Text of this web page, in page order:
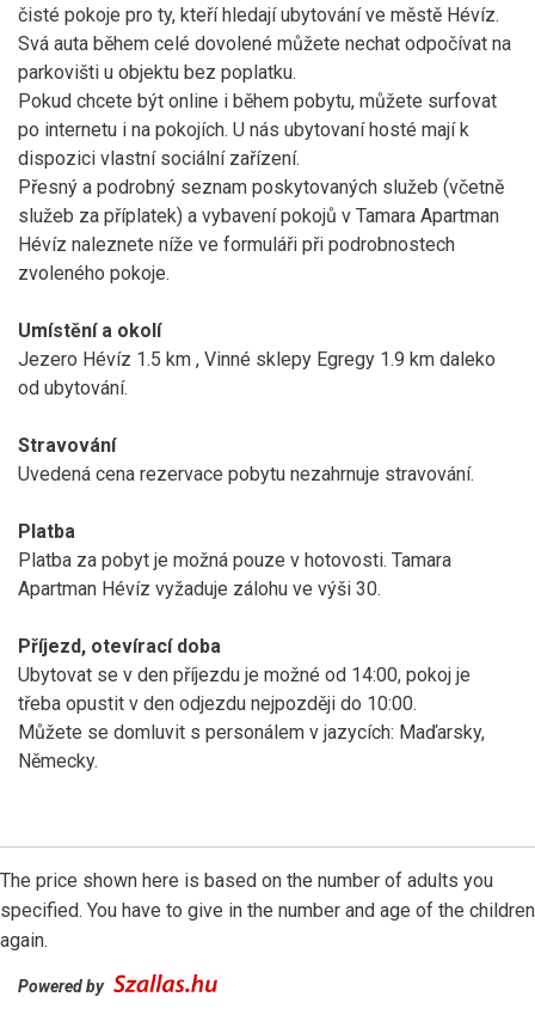
čisté pokoje pro ty, kteří hledají ubytování ve městě Hévíz.
Svá auta během celé dovolené můžete nechat odpočívat na
parkovišti u objektu bez poplatku.
Pokud chcete být online i během pobytu, můžete surfovat
po internetu i na pokojích. U nás ubytovaní hosté mají k
dispozici vlastní sociální zařízení.
Přesný a podrobný seznam poskytovaných služeb (včetně
služeb za příplatek) a vybavení pokojů v Tamara Apartman
Hévíz naleznete níže ve formuláři při podrobnostech
zvoleného pokoje.
Umístění a okolí
Jezero Hévíz 1.5 km , Vinné sklepy Egregy 1.9 km daleko
od ubytování.
Stravování
Uvedená cena rezervace pobytu nezahrnuje stravování.
Platba
Platba za pobyt je možná pouze v hotovosti. Tamara
Apartman Hévíz vyžaduje zálohu ve výši 30.
Příjezd, otevírací doba
Ubytovat se v den příjezdu je možné od 14:00, pokoj je
třeba opustit v den odjezdu nejpozději do 10:00.
Můžete se domluvit s personálem v jazycích: Maďarsky,
Německy.
The price shown here is based on the number of adults you
specified. You have to give in the number and age of the children
again.
Powered by